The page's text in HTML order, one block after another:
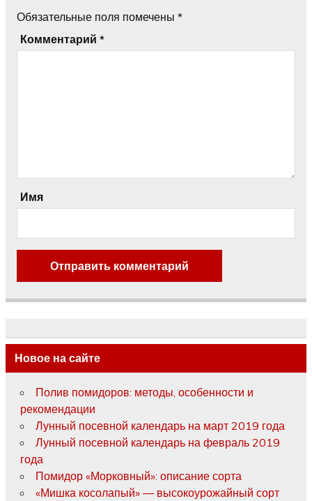
Обязательные поля помечены *
Комментарий *
Имя
Новое на сайте
Полив помидоров: методы, особенности и
рекомендации
Лунный посевной календарь на март 2019 года
Лунный посевной календарь на февраль 2019
года
Помидор «Морковный»: описание сорта
«Мишка косолапый» — высокоурожайный сорт